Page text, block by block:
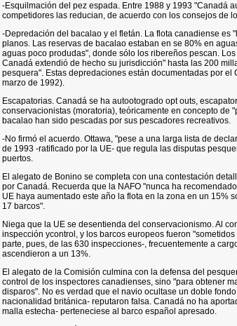
-Esquilmación del pez espada. Entre 1988 y 1993 "Canadá
competidores las reducian, de acuerdo con los consejos de
-Depredación del bacalao y el fletán. La flota canadiense
planos. Las reservas de bacalao estaban en se 80% en
aguas poco produdas", donde sólo los ribereños pescan.
Canadá extendió de hecho su jurisdicción" hasta las 200
pesquera". Estas depredaciones están documentadas por
marzo de 1992).
Escapatorias. Canadá se ha autootogrado opt outs,
conservacionistas (moratoria), teóricamente en concepto de
bacalao han sido pescadas por sus pescadores recreativos.
-No firmó el acuerdo. Ottawa, "pese a una larga lista de
de 1993 -ratificado por la UE- que regula las disputas
puertos.
El alegato de Bonino se completa con una contestación
por Canadá. Recuerda que la NAFO "nunca ha
UE haya aumentado este año la flota en la zona en un 15%
17 barcos".
Niega que la UE se desentienda del conservacionismo. Al
inspección ycontrol, y los barcos europeos fueron
parte, pues, de las 630 inspecciones-, frecuentemente a
ascendieron a un 13%.
El alegato de la Comisión culmina con la defensa del
control de los inspectores canadienses, sino "para obtener
disparos". No es verdad que el navio ocultase un doble
nacionalidad británica- reputaron falsa. Canadá no ha
malla estecha- perteneciese al barco español apresado.